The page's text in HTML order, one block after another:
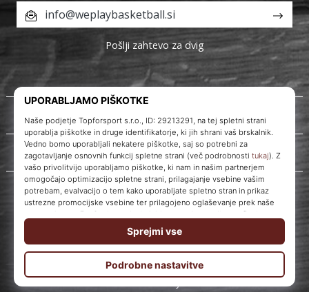
WePlayBasketball.si
O nas
Storitve za stranke
info@weplaybasketball.si
Pošlji zahtevo za dvig